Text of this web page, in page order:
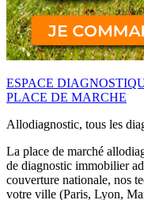
ESPACE
PLACE DE MARCHE
Allodiagnostic, tous les
La place de marché
de diagnostic immobilier
couverture nationale, nos
votre ville (Paris, Lyon,